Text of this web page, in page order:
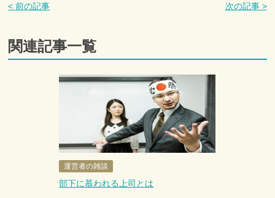
< 前の記事 次の記事 >
関連記事一覧
運営者の雑談
部下に慕われる上司とは